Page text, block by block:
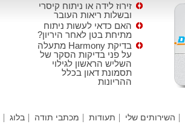
זירוז לידה או ניתוח קיסרי
ובשלות ריאות העובר
האם כדאי לעשות ניתוח
מתיחת בטן לאחר היריון?
בדיקת Harmony מתעלה
על פני בדיקות הסקר של
השליש הראשון לגילוי
תסמונת דאון בכלל
ההריונות
חידושים באולטרה סאונדהשירותים שלי תעודות מכתבי תודה בלוג